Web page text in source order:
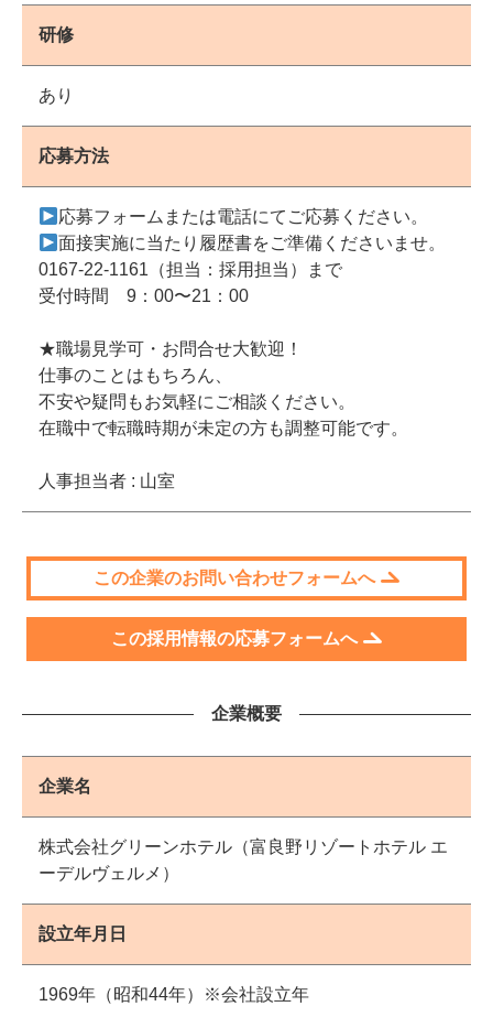
研修
あり
応募方法
応募フォームまたは電話にてご応募ください。
面接実施に当たり履歴書をご準備くださいませ。
0167-22-1161（担当：採用担当）まで
受付時間 9：00〜21：00
★職場見学可・お問合せ大歓迎！
仕事のことはもちろん、
不安や疑問もお気軽にご相談ください。
在職中で転職時期が未定の方も調整可能です。
人事担当者 : 山室
この企業のお問い合わせフォームへ
この採用情報の応募フォームへ
企業概要
企業名
株式会社グリーンホテル（富良野リゾートホテル エ
ーデルヴェルメ）
設立年月日
1969年（昭和44年）※会社設立年